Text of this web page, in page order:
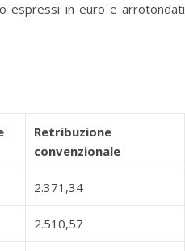
espressi in euro e arrotondati
Retribuzione
convenzionale
2.371,34
2.510,57